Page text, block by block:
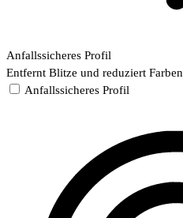
Anfallssicheres Profil
Entfernt Blitze und reduziert Farben
Anfallssicheres Profil